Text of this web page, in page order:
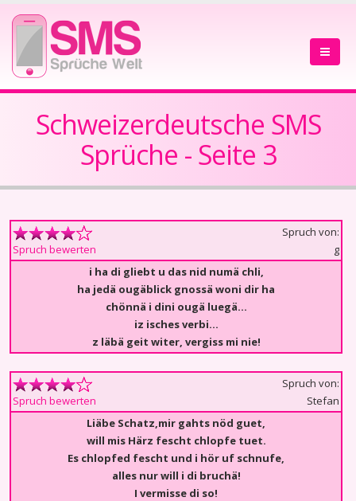
Schweizerdeutsche SMS
Sprüche - Seite 3
Spruch bewerten
Spruch von:
g
i ha di gliebt u das nid numä chli,
ha jedä ougäblick gnossä woni dir ha
chönnä i dini ougä luegä...
iz isches verbi...
z läbä geit witer, vergiss mi nie!
Spruch bewerten
Spruch von:
Stefan
Liäbe Schatz,mir gahts nöd guet,
will mis Härz fescht chlopfe tuet.
Es chlopfed fescht und i hör uf schnufe,
alles nur will i di bruchä!
I vermisse di so!